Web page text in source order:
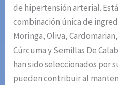
de hipertensión arterial.
combinación única de
Moringa, Oliva,
Cúrcuma y Semillas De
han sido seleccionados por
pueden contribuir al